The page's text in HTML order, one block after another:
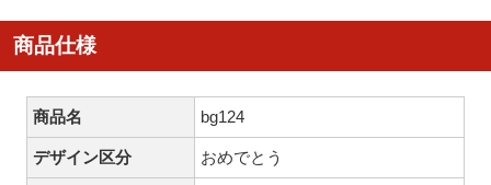
商品仕様
商品名 bg124
デザイン区分 おめでとう